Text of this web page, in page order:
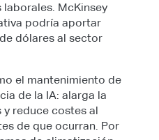
McKinsey
podría aportar
dólares al sector
el mantenimiento de
de la IA: alarga la
reduce costes al
de que ocurran. Por